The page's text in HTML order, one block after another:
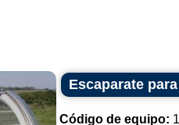
Escaparate
Código de equipo: